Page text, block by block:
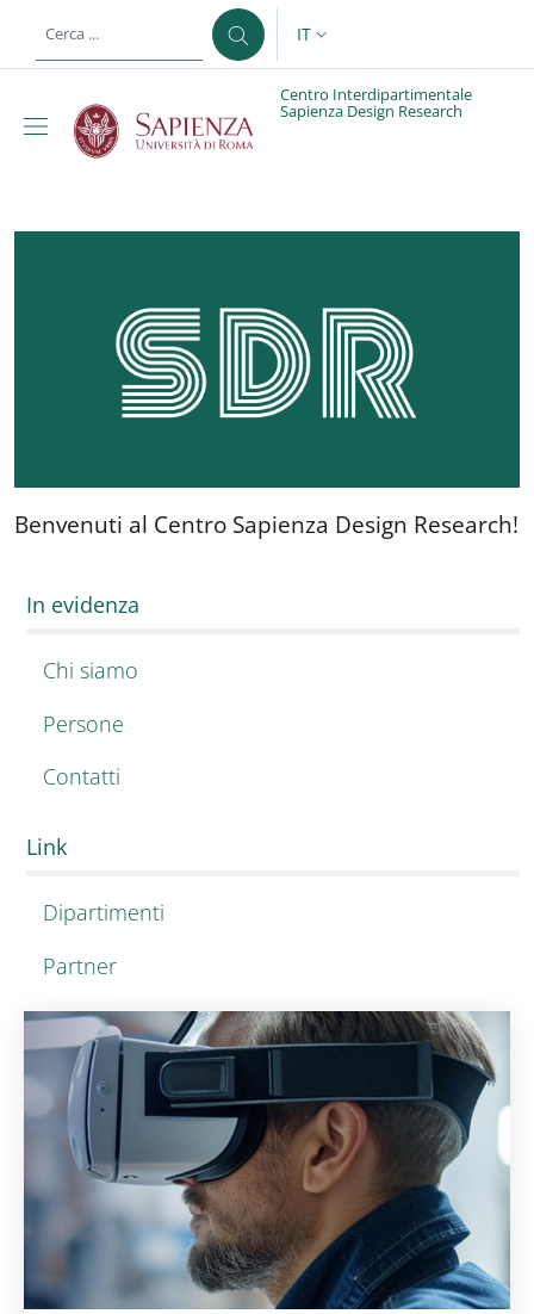
al contenuto principale
SELETTORE LINGUA:
IT
Centro Interdipartimentale
Sapienza Design Research
Benvenuti al Centro Sapienza Design Research!
In evidenza
Chi siamo
Persone
Contatti
Link
Dipartimenti
Partner